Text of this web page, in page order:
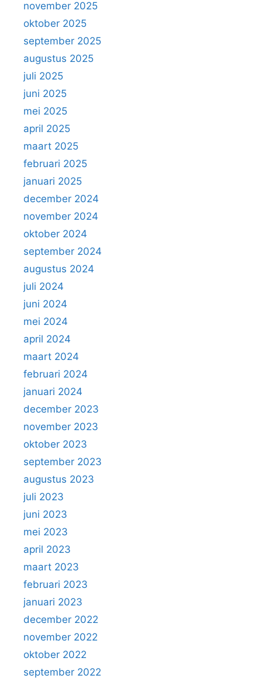
november 2025
oktober 2025
september 2025
augustus 2025
juli 2025
juni 2025
mei 2025
april 2025
maart 2025
februari 2025
januari 2025
december 2024
november 2024
oktober 2024
september 2024
augustus 2024
juli 2024
juni 2024
mei 2024
april 2024
maart 2024
februari 2024
januari 2024
december 2023
november 2023
oktober 2023
september 2023
augustus 2023
juli 2023
juni 2023
mei 2023
april 2023
maart 2023
februari 2023
januari 2023
december 2022
november 2022
oktober 2022
september 2022